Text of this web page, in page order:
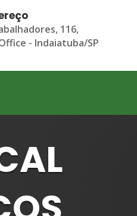
116,
- Indaiatuba/SP